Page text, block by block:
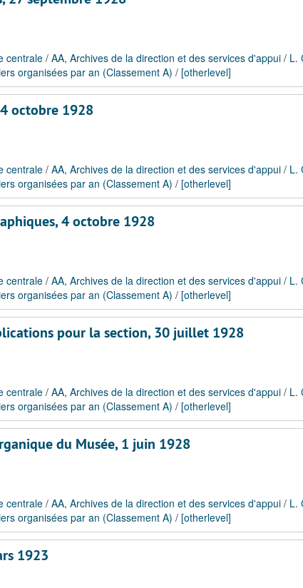
centrale / AA, Archives de la direction et des services d'appui / L.
organisées par an (Classement A) / [otherlevel]
octobre 1928
centrale / AA, Archives de la direction et des services d'appui / L.
organisées par an (Classement A) / [otherlevel]
4 octobre 1928
centrale / AA, Archives de la direction et des services d'appui / L.
organisées par an (Classement A) / [otherlevel]
pour la section, 30 juillet 1928
centrale / AA, Archives de la direction et des services d'appui / L.
organisées par an (Classement A) / [otherlevel]
du Musée, 1 juin 1928
centrale / AA, Archives de la direction et des services d'appui / L.
organisées par an (Classement A) / [otherlevel]
1923